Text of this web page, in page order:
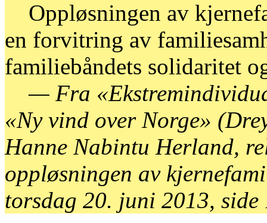
Oppløsningen av
en forvitring av
familiebåndets solidaritet
— Fra
«Ny vind over Norge»
Hanne Nabintu Herland,
oppløsningen av
torsdag 20. juni 2013, side